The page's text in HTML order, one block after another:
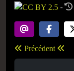
-
Précédent